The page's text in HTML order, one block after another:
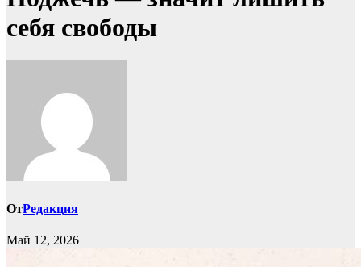
себя свободы
ОтРедакция
Май 12, 2026